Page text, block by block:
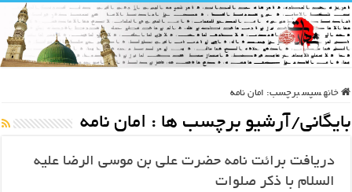
خانه سپس برچسب: امان نامه
بایگانی/آرشیو برچسب ها : امان نامه
دریافت برائت نامه حضرت علی بن موسی الرضا علیه
السلام با ذکر صلوات